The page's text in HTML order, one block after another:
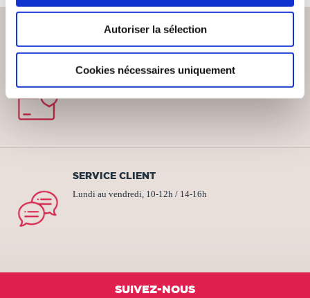
Autoriser la sélection
Cookies nécessaires uniquement
PAIEMENT SÉCURISÉ
Remises quantités jusqu'à -42%
SERVICE CLIENT
Lundi au vendredi, 10-12h / 14-16h
SUIVEZ-NOUS